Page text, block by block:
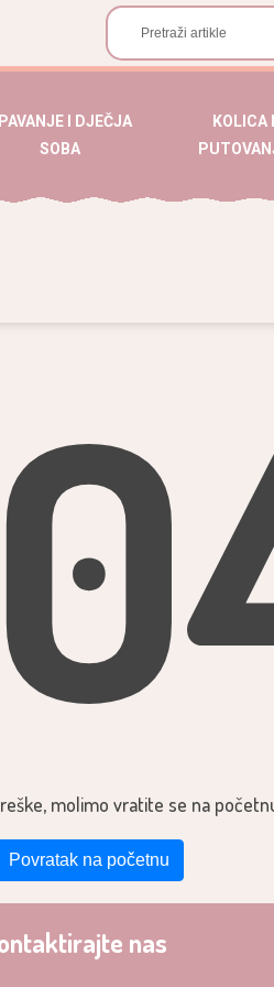
I DJEČJA
SOBA
KOLICA I
molimo vratite se na
Povratak na početnu
nas